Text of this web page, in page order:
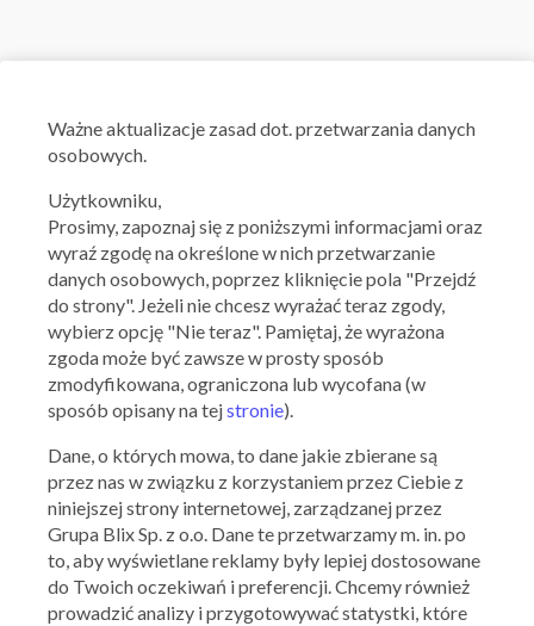
Ważne aktualizacje zasad dot. przetwarzania danych
osobowych.
Użytkowniku,
Prosimy, zapoznaj się z poniższymi informacjami oraz
wyraź zgodę na określone w nich przetwarzanie
danych osobowych, poprzez kliknięcie pola "Przejdź
do strony". Jeżeli nie chcesz wyrażać teraz zgody,
wybierz opcję "Nie teraz". Pamiętaj, że wyrażona
zgoda może być zawsze w prosty sposób
zmodyfikowana, ograniczona lub wycofana (w
sposób opisany na tejstronie).
Dane, o których mowa, to dane jakie zbierane są
przez nas w związku z korzystaniem przez Ciebie z
niniejszej strony internetowej, zarządzanej przez
Grupa Blix Sp. z o.o. Dane te przetwarzamy m. in. po
to, aby wyświetlane reklamy były lepiej dostosowane
do Twoich oczekiwań i preferencji. Chcemy również
prowadzić analizy i przygotowywać statystki, które